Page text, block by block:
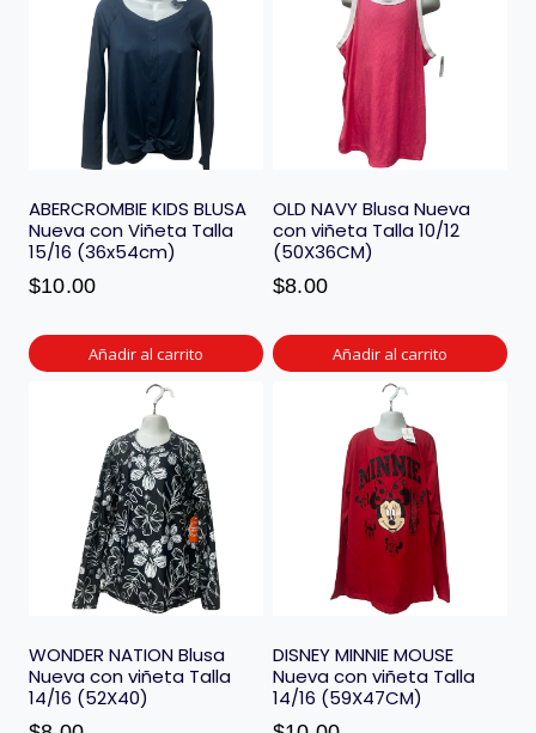
ABERCROMBIE KIDS BLUSA
Nueva con Viñeta Talla
15/16 (36x54cm)
$10.00
Añadir al carrito
OLD NAVY Blusa Nueva
con viñeta Talla 10/12
(50X36CM)
$8.00
Añadir al carrito
WONDER NATION Blusa
Nueva con viñeta Talla
14/16 (52X40)
DISNEY MINNIE MOUSE
Nueva con viñeta Talla
14/16 (59X47CM)